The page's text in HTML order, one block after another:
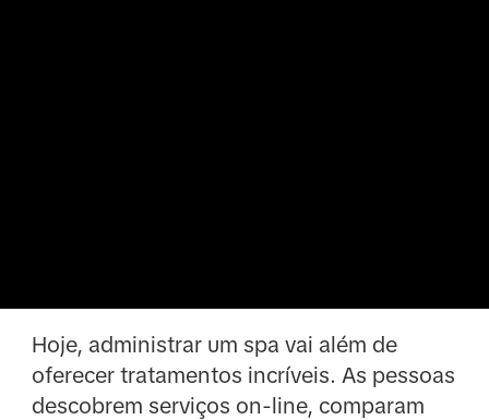
Hoje, administrar um spa vai além de
oferecer tratamentos incríveis. As pessoas
descobrem serviços on-line, comparam